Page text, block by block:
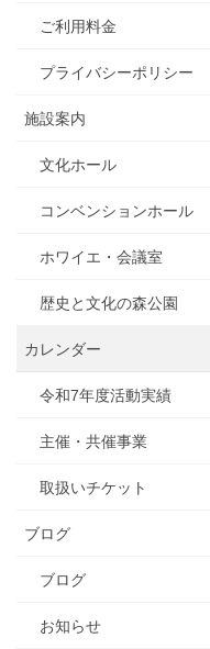
ご利用料金
プライバシーポリシー
施設案内
文化ホール
コンベンションホール
ホワイエ・会議室
歴史と文化の森公園
カレンダー
令和7年度活動実績
主催・共催事業
取扱いチケット
ブログ
ブログ
お知らせ